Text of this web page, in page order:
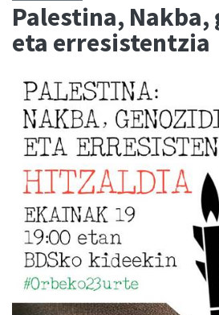
Palestina, Nakba,
eta erresistentzia